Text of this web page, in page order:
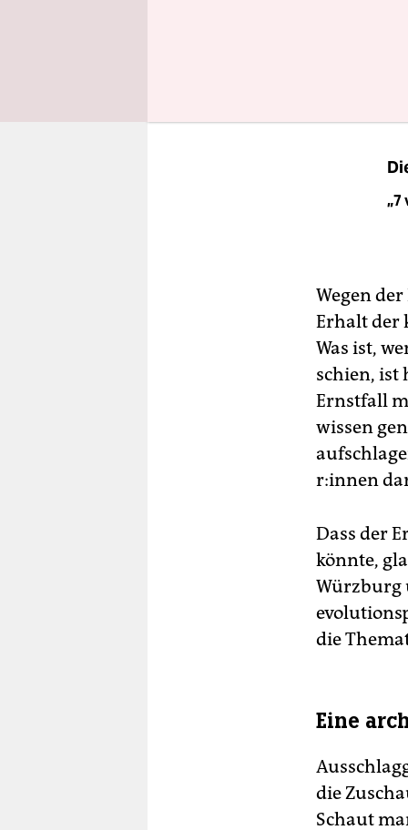
boomt
„7
Wegen
Erhalt der
Was ist,
schien, ist
Ernstfall
wissen
r:in­nen
Dass der
könnte,
Würzburg
die
Eine
die
Schaut